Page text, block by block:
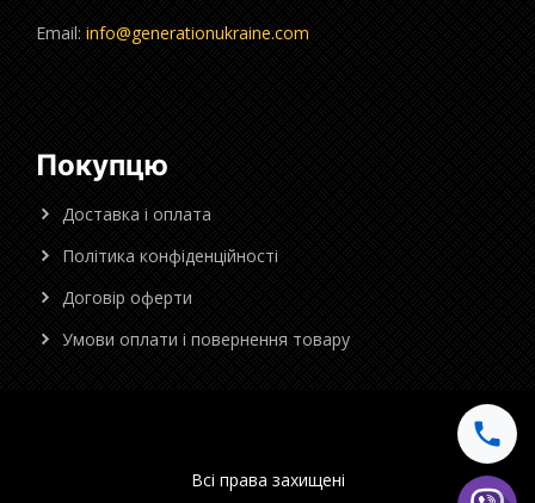
Email: info@generationukraine.com
Покупцю
Доставка і оплата
Політика конфіденційності
Договір оферти
Умови оплати і повернення товару
Всі права захищені